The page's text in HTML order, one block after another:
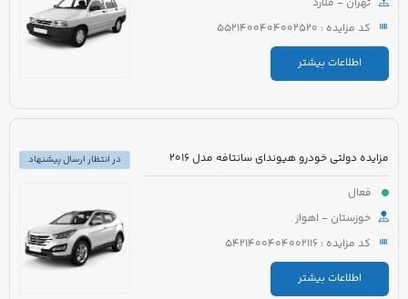
کد مزایده : 5521400404002520
اطلاعات بیشتر
مزایده دولتی خودرو هیوندای سانتافه مدل 2016
فعال
خوزستان - اهواز
کد مزایده : 5421400404002116
اطلاعات بیشتر
در انتظار ارسال پیشنهاد